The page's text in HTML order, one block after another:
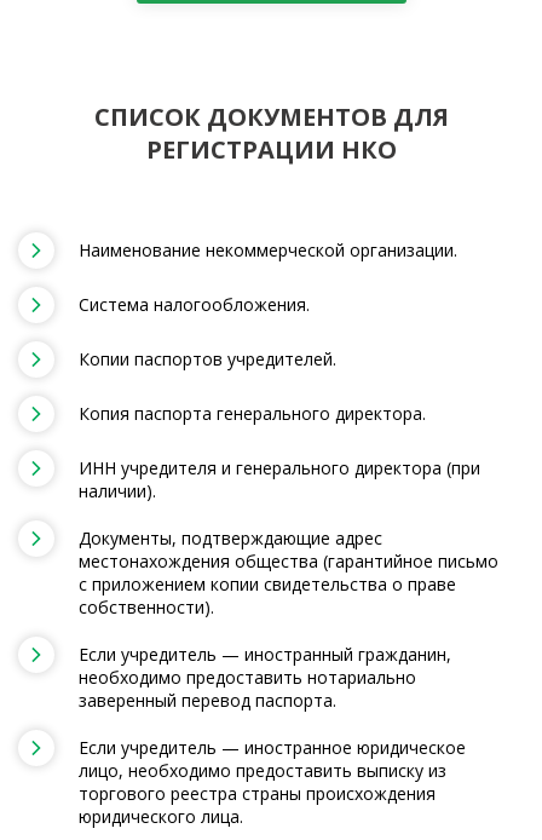
СПИСОК ДОКУМЕНТОВ ДЛЯ
РЕГИСТРАЦИИ НКО
Наименование некоммерческой организации.
Система налогообложения.
Копии паспортов учредителей.
Копия паспорта генерального директора.
ИНН учредителя и генерального директора (при
наличии).
Документы, подтверждающие адрес
местонахождения общества (гарантийное письмо
с приложением копии свидетельства о праве
собственности).
Если учредитель — иностранный гражданин,
необходимо предоставить нотариально
заверенный перевод паспорта.
Если учредитель — иностранное юридическое
лицо, необходимо предоставить выписку из
торгового реестра страны происхождения
юридического лица.